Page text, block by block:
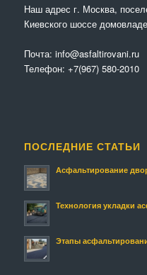
Наш адрес г. Москва,
Киевского шоссе
Почта: info@asfaltirovani.ru
Телефон: +7(967) 580-2010
ПОСЛЕДНИЕ СТАТЬИ
Асфальтирование
Технология укладки
Этапы